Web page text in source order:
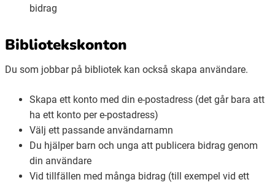
bidrag
Bibliotekskonton
Du som jobbar på bibliotek kan också skapa användare.
Skapa ett konto med din e-postadress (det går bara att
ha ett konto per e-postadress)
Välj ett passande användarnamn
Du hjälper barn och unga att publicera bidrag genom
din användare
Vid tillfällen med många bidrag (till exempel vid ett